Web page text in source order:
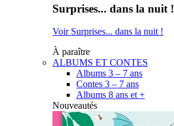
Surprises... dans la nuit !
Voir Surprises... dans la nuit !
À paraître
ALBUMS ET CONTES
Albums 3 – 7 ans
Contes 3 – 7 ans
Albums 8 ans et +
Nouveautés